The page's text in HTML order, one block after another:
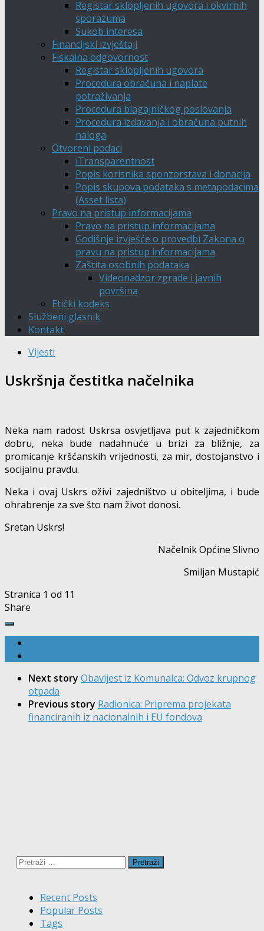
Registar sklopljenih ugovora i okvirnih
sporazuma
Sukob interesa
Financijski izvještaji
Fiskalna odgovornost
Registar sklopljenih ugovora
Procedura obračuna i naplate
potraživanja
Procedura blagajničkog poslovanja
Procedura izdavanja i obračuna putnih
naloga
Otvoreni podaci
iTransparentnost
Popis korisnika sponzorstava i donacija
Popis skupova podataka s metapodacima
(Asset lista)
Pravo na pristup informacijama
Pravo na pristup informacijama
Godišnje izvješće o provedbi Zakona o
pravu na pristup informacijama
Zaštita osobnih podataka
Videonadzor zgrade i javnih
površina
Etički kodeks
Službeni glasnik
Kontakt
Vijesti
Uskršnja čestitka načelnika
Neka nam radost Uskrsa osvjetljava put k zajedničkom
dobru, neka bude nadahnuće u brizi za bližnje, za
promicanje kršćanskih vrijednosti, za mir, dostojanstvo i
socijalnu pravdu.
Neka i ovaj Uskrs oživi zajedništvo u obiteljima, i bude
ohrabrenje za sve što nam život donosi.
Sretan Uskrs!
Načelnik Općine Slivno
Smiljan Mustapić
Stranica 1 od 1 1
Share
Next story Obavijest iz Komunalca: Odvoz krupnog
otpada
Previous story Radionica: Priprema projekata
financiranih iz nacionalnih i EU fondova
Pretraži:
Recent Posts
Popular Posts
Tags